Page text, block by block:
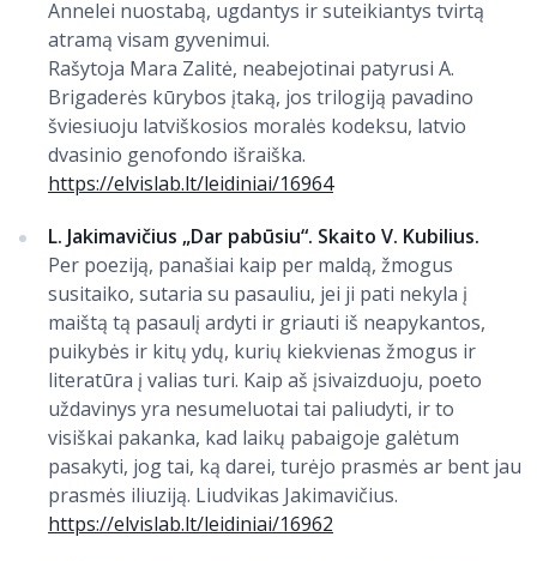
Annelei nuostabą, ugdantys ir suteikiantys tvirtą
atramą visam gyvenimui.
Rašytoja Mara Zalitė, neabejotinai patyrusi A.
Brigaderės kūrybos įtaką, jos trilogiją pavadino
šviesiuoju latviškosios moralės kodeksu, latvio
dvasinio genofondo išraiška.
https://elvislab.lt/leidiniai/16964
L. Jakimavičius „Dar pabūsiu“. Skaito V. Kubilius.
Per poeziją, panašiai kaip per maldą, žmogus
susitaiko, sutaria su pasauliu, jei ji pati nekyla į
maištą tą pasaulį ardyti ir griauti iš neapykantos,
puikybės ir kitų ydų, kurių kiekvienas žmogus ir
literatūra į valias turi. Kaip aš įsivaizduoju, poeto
uždavinys yra nesumeluotai tai paliudyti, ir to
visiškai pakanka, kad laikų pabaigoje galėtum
pasakyti, jog tai, ką darei, turėjo prasmės ar bent jau
prasmės iliuziją. Liudvikas Jakimavičius.
https://elvislab.lt/leidiniai/16962